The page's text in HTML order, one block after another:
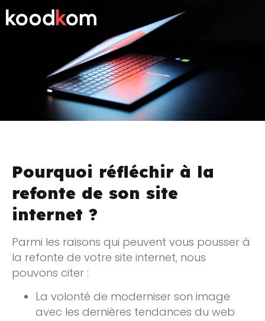
Pourquoi réfléchir à la
refonte de son site
internet ?
Parmi les raisons qui peuvent vous pousser à
la refonte de votre site internet, nous
pouvons citer :
La volonté de moderniser son image
avec les dernières tendances du web